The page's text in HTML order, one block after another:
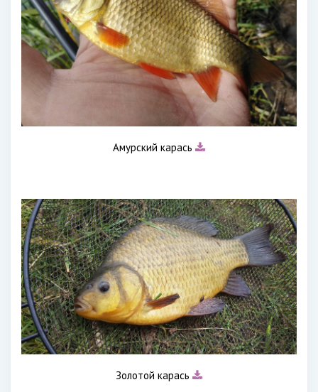
Амурский карась
Золотой карась